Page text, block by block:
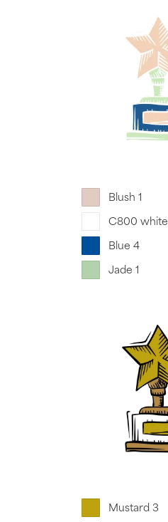
Blush 1
C800 white
Blue 4
Jade 1
Mustard 3